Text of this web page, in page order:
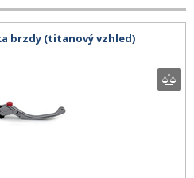
brzdy (titanový vzhled)